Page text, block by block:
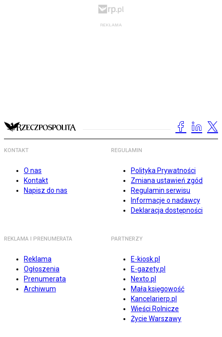
KONTAKT
O nas
Kontakt
Napisz do nas
REGULAMIN
Polityka Prywatności
Zmiana ustawień zgód
Regulamin serwisu
Informacje o nadawcy
Deklaracja dostępności
REKLAMA I PRENUMERATA
Reklama
Ogłoszenia
Prenumerata
Archiwum
PARTNERZY
E-kiosk.pl
E-gazety.pl
Nexto.pl
Mała księgowość
Kancelarierp.pl
Wieści Rolnicze
Życie Warszawy